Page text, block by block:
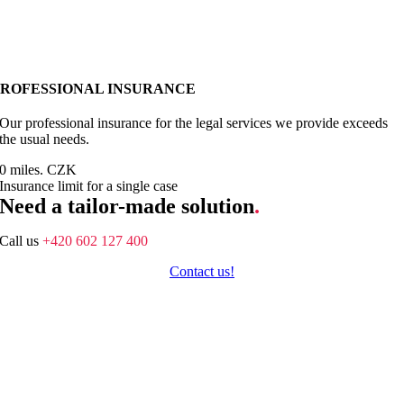
INSURANCE
Our professional insurance for the legal services we provide exceeds
the usual needs.
0 miles. CZK
Insurance limit for a single case
Need a tailor-made solution.
Call us+420 602 127 400
Contact us!